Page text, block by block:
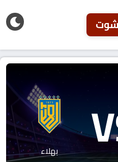
شوت
بهلاء